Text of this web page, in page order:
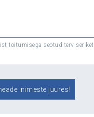
toitumisega seotud terviseriket
inimeste juures!